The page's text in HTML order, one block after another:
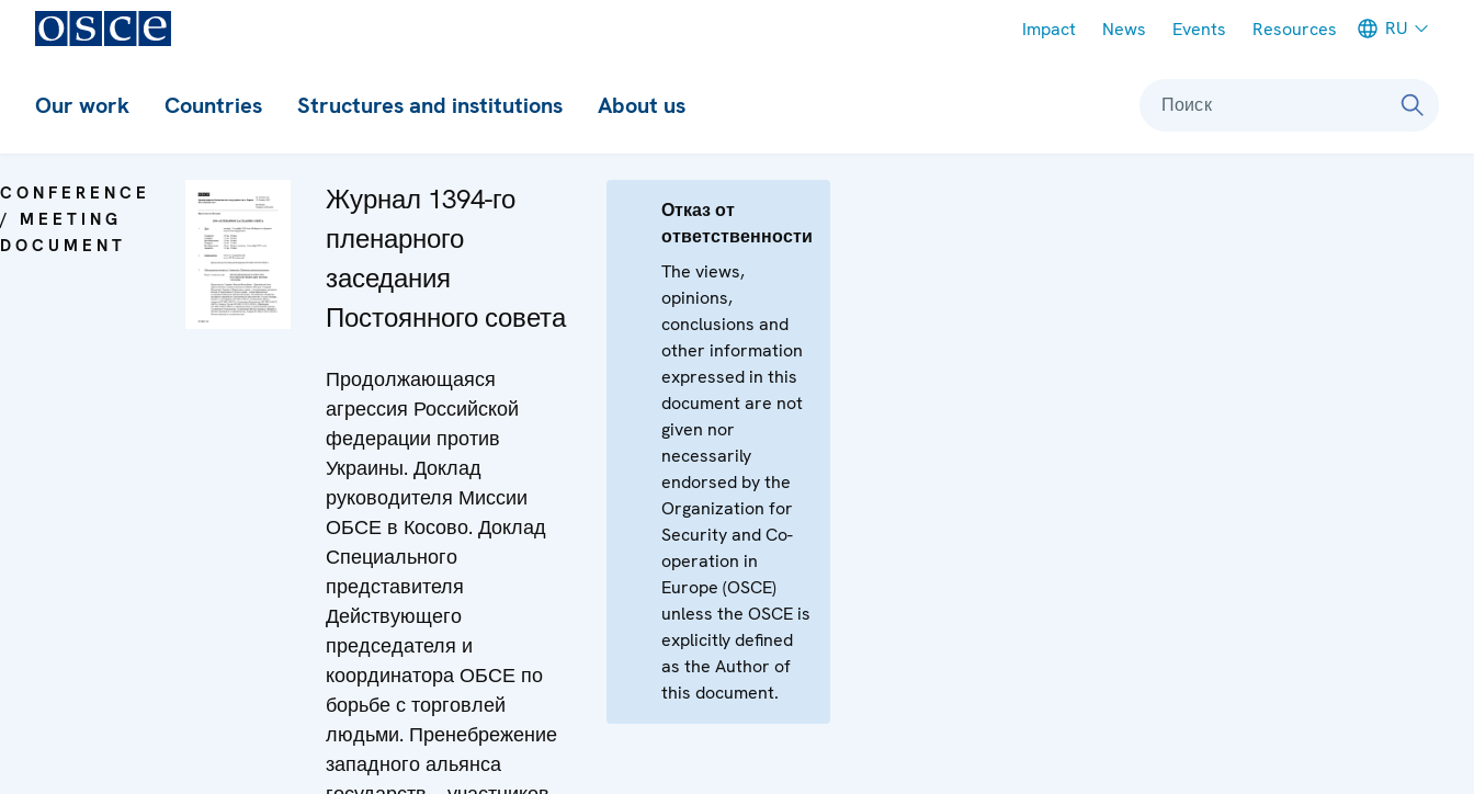
Impact News Events Resources RU
Our work Countries Structures and institutions About us Поиск
CONFERENCE
/ MEETING
DOCUMENT
Журнал 1394-го
пленарного
заседания
Постоянного совета
Продолжающаяся
агрессия Российской
федерации против
Украины. Доклад
руководителя Миссии
ОБСЕ в Косово. Доклад
Специального
представителя
Действующего
председателя и
координатора ОБСЕ по
борьбе с торговлей
людьми. Пренебрежение
западного альянса
Отказ от
ответственности
The views,
opinions,
conclusions and
other information
expressed in this
document are not
given nor
necessarily
endorsed by the
Organization for
Security and Co-
operation in
Europe (OSCE)
unless the OSCE is
explicitly defined
as the Author of
this document.